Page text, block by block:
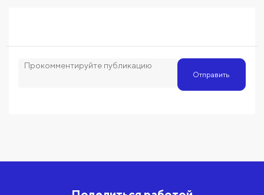
Отправить